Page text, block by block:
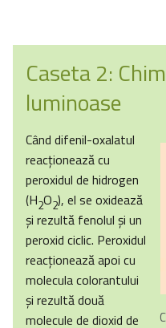
Caseta 2:
luminoase
Când difenil-oxalatul
reacţionează cu
peroxidul de hidrogen
(H2O2), el se oxidează
şi rezultă fenolul şi un
peroxid ciclic. Peroxidul
reacţionează apoi cu
molecula colorantului
şi rezultă două
molecule de dioxid de